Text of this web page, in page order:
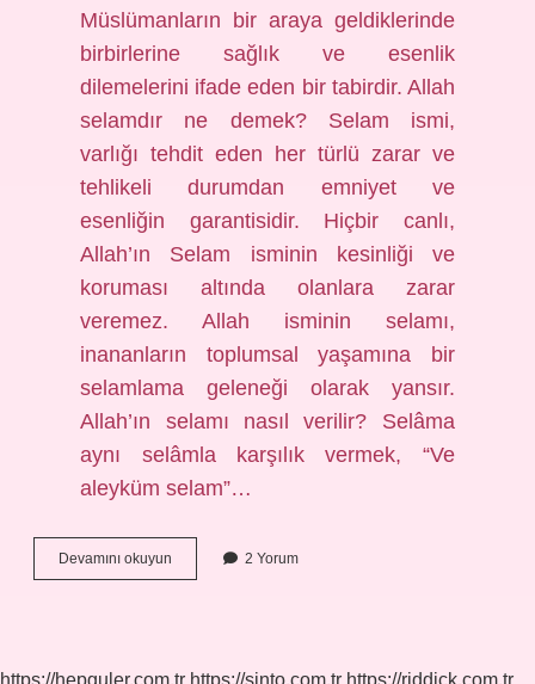
Müslümanların bir araya geldiklerinde
birbirlerine sağlık ve esenlik
dilemelerini ifade eden bir tabirdir. Allah
selamdır ne demek? Selam ismi,
varlığı tehdit eden her türlü zarar ve
tehlikeli durumdan emniyet ve
esenliğin garantisidir. Hiçbir canlı,
Allah’ın Selam isminin kesinliği ve
koruması altında olanlara zarar
veremez. Allah isminin selamı,
inananların toplumsal yaşamına bir
selamlama geleneği olarak yansır.
Allah’ın selamı nasıl verilir? Selâma
aynı selâmla karşılık vermek, “Ve
aleyküm selam”…
Devamını okuyun
Allahın
2 Yorum
https://hepguler.com.tr https://sinto.com.tr https://riddick.com.tr